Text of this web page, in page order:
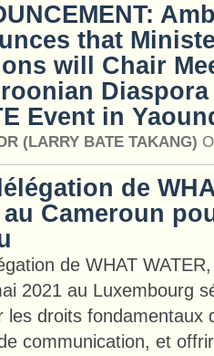
that
will Chair
Diaspora
Event in
(LARRY BATE TAKANG)
de
Cameroun
de WHAT
2021 au Luxembourg
droits fondamentaux
communication, et